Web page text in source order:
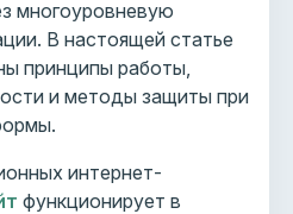
многоуровневую
В настоящей статье
принципы работы,
и методы защиты при
интернет-
функционирует в